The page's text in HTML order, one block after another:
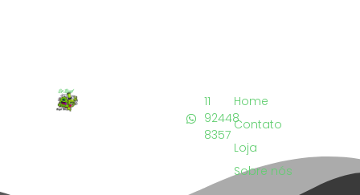
Home
Contato
Loja
Sobre nós
11
92448
8357